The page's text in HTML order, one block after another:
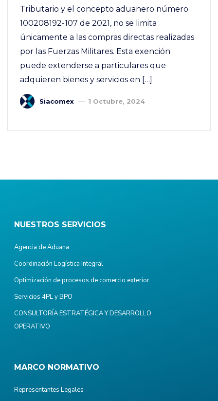
Tributario y el concepto aduanero número
100208192-107 de 2021, no se limita
únicamente a las compras directas realizadas
por las Fuerzas Militares. Esta exención
puede extenderse a particulares que
adquieren bienes y servicios en […]
Siacomex 1 Octubre, 2024
NUESTROS SERVICIOS
Agencia de Aduana
Coordinación Logística Integral
Optimización de procesos de comercio exterior
Servicios 4PL y BPO
CONSULTORÍA ESTRATÉGICA Y DESARROLLO
OPERATIVO
MARCO NORMATIVO
Representantes Legales